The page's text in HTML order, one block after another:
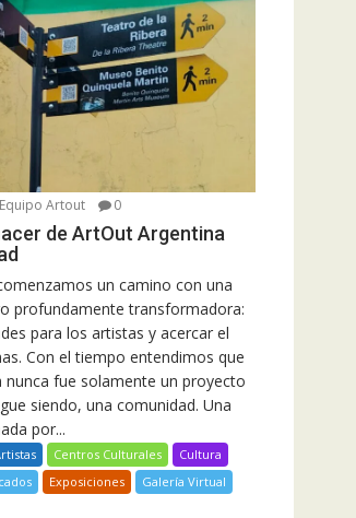
Equipo Artout 0
de ArtOut Argentina
un camino con una
profundamente transformadora:
para los artistas y acercar el
Con el tiempo entendimos que
nunca fue solamente un proyecto
siendo, una comunidad. Una
por...
Centros Culturales
Cultura
Exposiciones
Galería Virtual